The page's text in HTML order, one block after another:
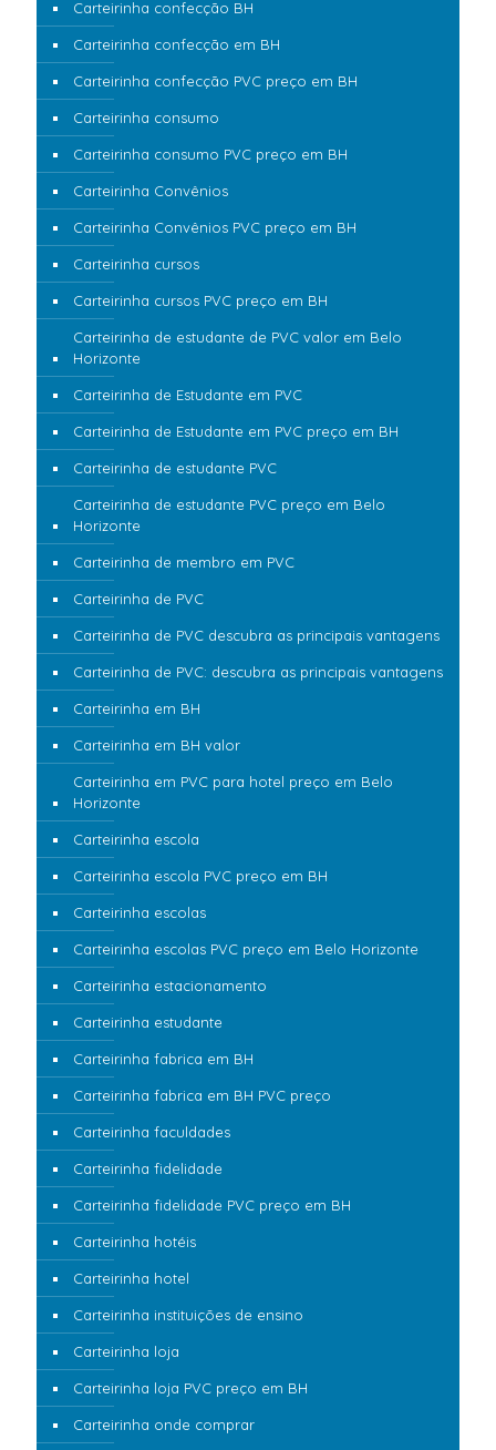
Carteirinha confecção BH
Carteirinha confecção em BH
Carteirinha confecção PVC preço em BH
Carteirinha consumo
Carteirinha consumo PVC preço em BH
Carteirinha Convênios
Carteirinha Convênios PVC preço em BH
Carteirinha cursos
Carteirinha cursos PVC preço em BH
Carteirinha de estudante de PVC valor em Belo
Horizonte
Carteirinha de Estudante em PVC
Carteirinha de Estudante em PVC preço em BH
Carteirinha de estudante PVC
Carteirinha de estudante PVC preço em Belo
Horizonte
Carteirinha de membro em PVC
Carteirinha de PVC
Carteirinha de PVC descubra as principais vantagens
Carteirinha de PVC: descubra as principais vantagens
Carteirinha em BH
Carteirinha em BH valor
Carteirinha em PVC para hotel preço em Belo
Horizonte
Carteirinha escola
Carteirinha escola PVC preço em BH
Carteirinha escolas
Carteirinha escolas PVC preço em Belo Horizonte
Carteirinha estacionamento
Carteirinha estudante
Carteirinha fabrica em BH
Carteirinha fabrica em BH PVC preço
Carteirinha faculdades
Carteirinha fidelidade
Carteirinha fidelidade PVC preço em BH
Carteirinha hotéis
Carteirinha hotel
Carteirinha instituições de ensino
Carteirinha loja
Carteirinha loja PVC preço em BH
Carteirinha onde comprar